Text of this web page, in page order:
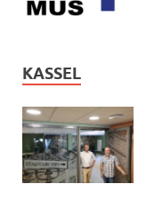
KASSEL